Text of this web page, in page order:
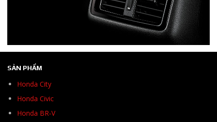
SẢN PHẨM
Honda City
Honda Civic
Honda BR-V